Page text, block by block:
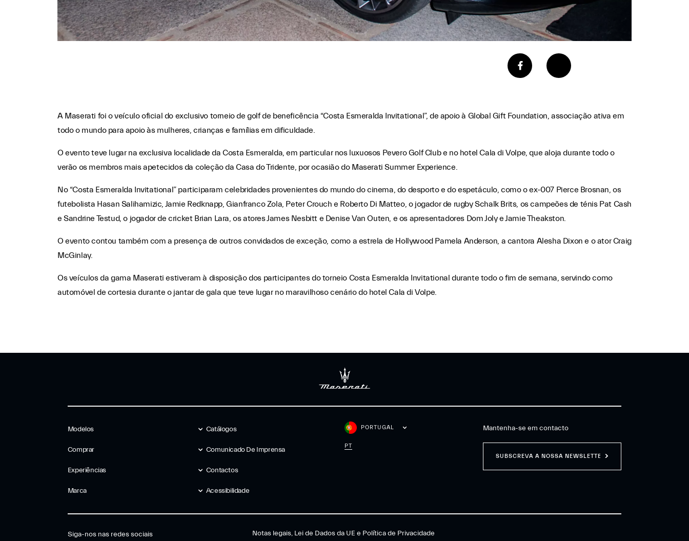
A Maserati foi o veículo oficial do exclusivo torneio de golf de beneficência “Costa Esmeralda Invitational”, de apoio à Global Gift Foundation, associação ativa em
todo o mundo para apoio às mulheres, crianças e famílias em dificuldade.
O evento teve lugar na exclusiva localidade da Costa Esmeralda, em particular nos luxuosos Pevero Golf Club e no hotel Cala di Volpe, que aloja durante todo o
verão os membros mais apetecidos da coleção da Casa do Tridente, por ocasião do Maserati Summer Experience.
No “Costa Esmeralda Invitational” participaram celebridades provenientes do mundo do cinema, do desporto e do espetáculo, como o ex-007 Pierce Brosnan, os
futebolista Hasan Salihamizic, Jamie Redknapp, Gianfranco Zola, Peter Crouch e Roberto Di Matteo, o jogador de rugby Schalk Brits, os campeões de ténis Pat Cash
e Sandrine Testud, o jogador de cricket Brian Lara, os atores James Nesbitt e Denise Van Outen, e os apresentadores Dom Joly e Jamie Theakston.
O evento contou também com a presença de outros convidados de exceção, como a estrela de Hollywood Pamela Anderson, a cantora Alesha Dixon e o ator Craig
McGinlay.
Os veículos da gama Maserati estiveram à disposição dos participantes do torneio Costa Esmeralda Invitational durante todo o fim de semana, servindo como
automóvel de cortesia durante o jantar de gala que teve lugar no maravilhoso cenário do hotel Cala di Volpe.
Modelos
Comprar
Experiências
Marca
Catálogos
Comunicado De Imprensa
Contactos
Acessibilidade
PORTUGAL
PT
Mantenha-se em contacto
SUBSCREVA A NOSSA NEWSLETTER
Siga-nos nas redes sociais Notas legais, Lei de Dados da UE e Política de Privacidade